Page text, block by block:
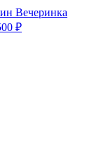
Вечеринка
₽